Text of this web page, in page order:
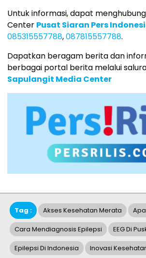
Untuk informasi, dapat
Center Pusat Siaran Pers
085315557788,087815557788.
Dapatkan beragam berita dan
berbagai portal berita melalui
Sapulangit Media Center
Tag : Akses Kesehatan Merata
Cara Mendiagnosis Epilepsi EEG Di
Epilepsi Di Indonesia Inovasi